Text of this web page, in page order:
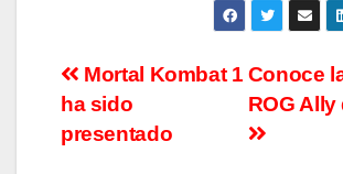
Navegación
de
Conoce
ROG Ally
Mortal Kombat 1
ha sido
presentado